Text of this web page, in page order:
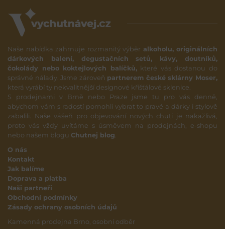
Naše nabídka zahrnuje rozmanitý výběr alkoholu, originálních
dárkových balení, degustačních setů, kávy, doutníků,
čokolády nebo koktejlových balíčků,které vás dostanou do
správné nálady. Jsme zároveň partnerem české sklárny Moser,
která vyrábí ty nekvalitnější designové křišťálové sklenice.
S prodejnami v Brně nebo Praze jsme tu pro vás denně,
abychom vám s radostí pomohli vybrat to pravé a dárky i stylově
zabalili. Naše vášeň pro objevování nových chutí je nakažlivá,
proto vás vždy uvítáme s úsměvem na prodejnách, e-shopu
nebo našem blogu Chutnej blog.
O nás
Kontakt
Jak balíme
Doprava a platba
Naši partneři
Obchodní podmínky
Zásady ochrany osobních údajů
Kamenná prodejna Brno, osobní odběr